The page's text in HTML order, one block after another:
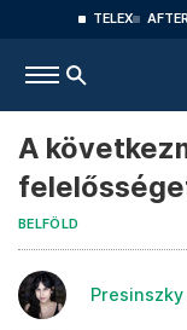
TELEX
A
BELFÖLD